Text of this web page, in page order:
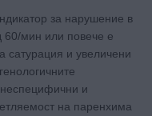
за нарушение в
60/мин или повече е
сатурация и увеличени
неспецифични и
на паренхима